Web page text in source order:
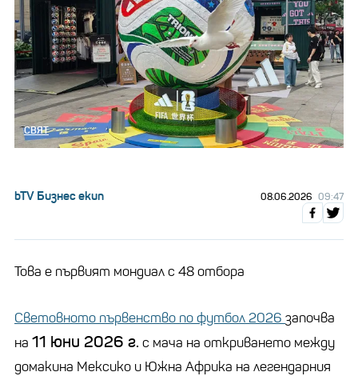
СВЯТ
bTV Бизнес екип 08.06.2026 09:47
Това е първият мондиал с 48 отбора
Световното първенство по футбол 2026 започва
на 11 юни 2026 г. с мача на откриването между
домакина Мексико и Южна Африка на легендарния